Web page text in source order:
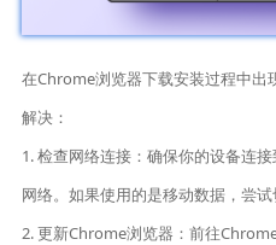
在Chrome浏览器下载安装过程中出
解决：
1. 检查网络连接：确保你的设备连
网络。如果使用的是移动数据，尝试
2. 更新Chrome浏览器：前往